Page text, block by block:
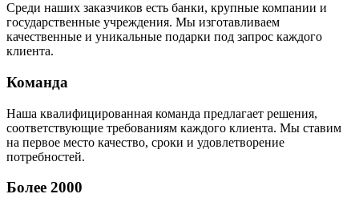
Среди наших заказчиков есть банки, крупные компании и
государственные учреждения. Мы изготавливаем
качественные и уникальные подарки под запрос каждого
клиента.
Команда
Наша квалифицированная команда предлагает решения,
соответствующие требованиям каждого клиента. Мы ставим
на первое место качество, сроки и удовлетворение
потребностей.
Более 2000